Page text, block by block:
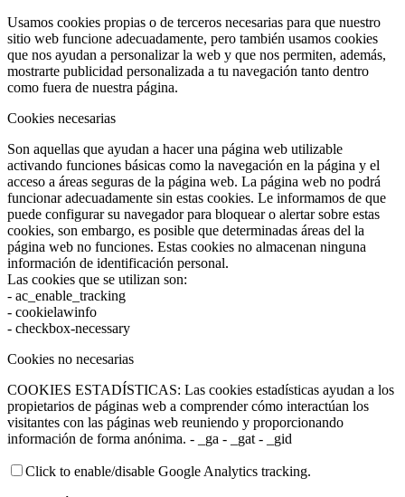
Usamos cookies propias o de terceros necesarias para que nuestro
sitio web funcione adecuadamente, pero también usamos cookies
que nos ayudan a personalizar la web y que nos permiten, además,
mostrarte publicidad personalizada a tu navegación tanto dentro
como fuera de nuestra página.
Cookies necesarias
Son aquellas que ayudan a hacer una página web utilizable
activando funciones básicas como la navegación en la página y el
acceso a áreas seguras de la página web. La página web no podrá
funcionar adecuadamente sin estas cookies. Le informamos de que
puede configurar su navegador para bloquear o alertar sobre estas
cookies, son embargo, es posible que determinadas áreas del la
página web no funciones. Estas cookies no almacenan ninguna
información de identificación personal.
Las cookies que se utilizan son:
- ac_enable_tracking
- cookielawinfo
- checkbox-necessary
Cookies no necesarias
COOKIES ESTADÍSTICAS: Las cookies estadísticas ayudan a los
propietarios de páginas web a comprender cómo interactúan los
visitantes con las páginas web reuniendo y proporcionando
información de forma anónima. - _ga - _gat - _gid
Click to enable/disable Google Analytics tracking.